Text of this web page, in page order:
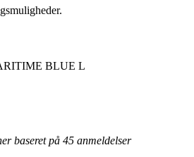
BLUE L
baseret på 45 anmeldelser